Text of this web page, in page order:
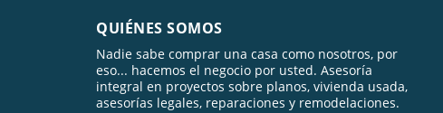
QUIÉNES SOMOS
Nadie sabe comprar una casa como nosotros, por
eso... hacemos el negocio por usted. Asesoría
integral en proyectos sobre planos, vivienda usada,
asesorías legales, reparaciones y remodelaciones.